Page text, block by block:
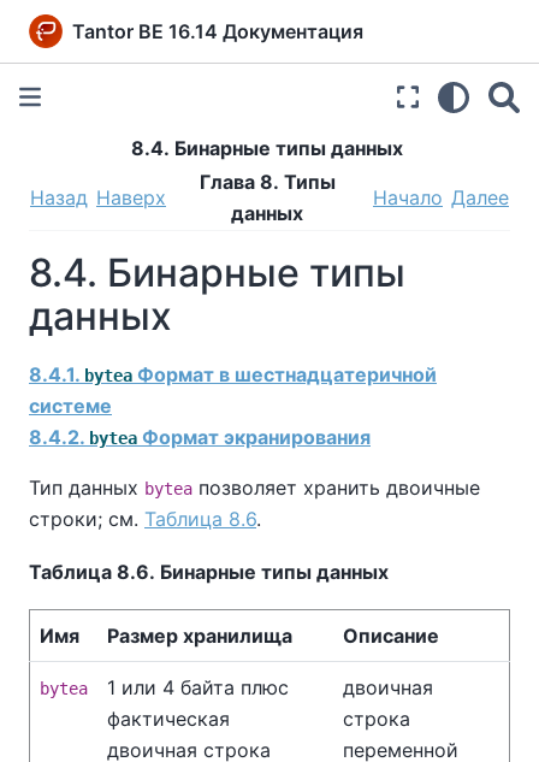
Tantor BE 16.14 Документация
8.4. Бинарные типы данных
Назад Наверх
Глава 8. Типы
данных
Начало Далее
8.4. Бинарные типы
данных
8.4.1. bytea Формат в шестнадцатеричной
системе
8.4.2. bytea Формат экранирования
Тип данных bytea позволяет хранить двоичные
строки; см. Таблица 8.6.
Таблица 8.6. Бинарные типы данных
Имя Размер хранилища Описание
bytea
1 или 4 байта плюс
фактическая
двоичная строка
двоичная
строка
переменной